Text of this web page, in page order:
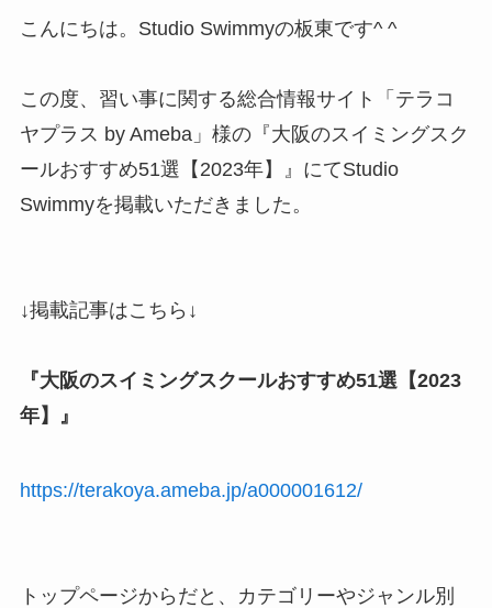
こんにちは。Studio Swimmyの板東です^ ^
この度、習い事に関する総合情報サイト「テラコ
ヤプラス by Ameba」様の『大阪のスイミングスク
ールおすすめ51選【2023年】』にてStudio
Swimmyを掲載いただきました。
↓掲載記事はこちら↓
『大阪のスイミングスクールおすすめ51選【2023
年】』
https://terakoya.ameba.jp/a000001612/
トップページからだと、カテゴリーやジャンル別